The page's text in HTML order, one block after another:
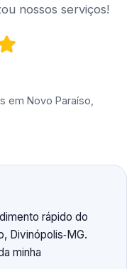
nossos serviços!
em Novo Paraíso,
rápido do
Divinópolis‑MG.
minha